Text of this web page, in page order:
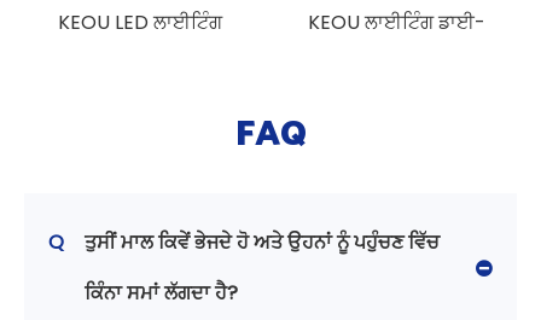
KEOU LED ਲਾਈਟਿੰਗ
KEOU ਲਾਈਟਿੰਗ ਡਾਈ-
FAQ
Q
ਤੁਸੀਂ ਮਾਲ ਕਿਵੇਂ ਭੇਜਦੇ ਹੋ ਅਤੇ ਉਹਨਾਂ ਨੂੰ ਪਹੁੰਚਣ ਵਿੱਚ
ਕਿੰਨਾ ਸਮਾਂ ਲੱਗਦਾ ਹੈ?